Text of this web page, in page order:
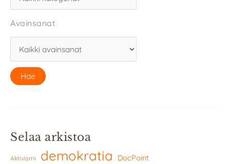
Avainsanat
Selaa arkistoa
Aktivismi demokratia DocPoint